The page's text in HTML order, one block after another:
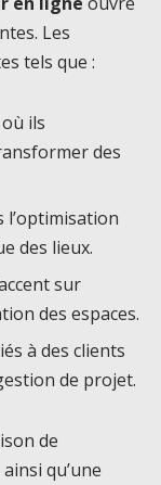
Les
tels que :
ils
des
l’optimisation
des lieux.
sur
des espaces.
à des clients
de projet.
de
qu’une